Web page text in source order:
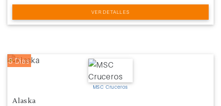
VER DETALLES
8 Días
MSC Cruceros
Alaska